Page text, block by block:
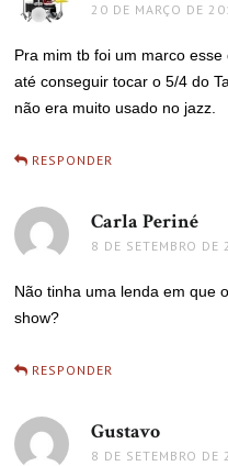
20 DE MARÇO DE
Pra mim tb foi um marco
até conseguir tocar o 5/4 do
não era muito usado no jazz.
RESPONDER
Carla Periné
8 DE SETEMBRO
Não tinha uma lenda em que
show?
RESPONDER
Gustavo
8 DE SETEMBRO